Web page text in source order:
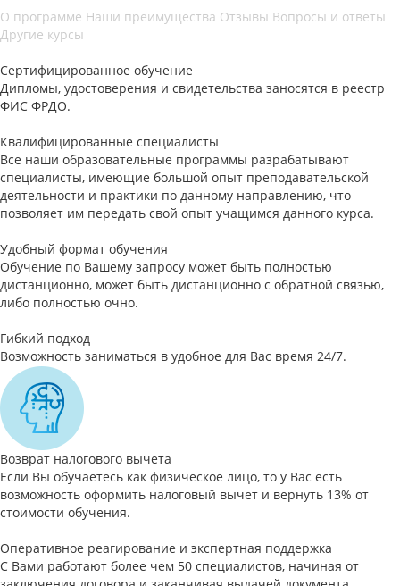
О программе Наши преимущества Отзывы Вопросы и ответы
Другие курсы
Сертифицированное обучение
Дипломы, удостоверения и свидетельства заносятся в реестр
ФИС ФРДО.
Квалифицированные специалисты
Все наши образовательные программы разрабатывают
специалисты, имеющие большой опыт преподавательской
деятельности и практики по данному направлению, что
позволяет им передать свой опыт учащимся данного курса.
Удобный формат обучения
Обучение по Вашему запросу может быть полностью
дистанционно, может быть дистанционно с обратной связью,
либо полностью очно.
Гибкий подход
Возможность заниматься в удобное для Вас время 24/7.
Возврат налогового вычета
Если Вы обучаетесь как физическое лицо, то у Вас есть
возможность оформить налоговый вычет и вернуть 13% от
стоимости обучения.
Оперативное реагирование и экспертная поддержка
С Вами работают более чем 50 специалистов, начиная от